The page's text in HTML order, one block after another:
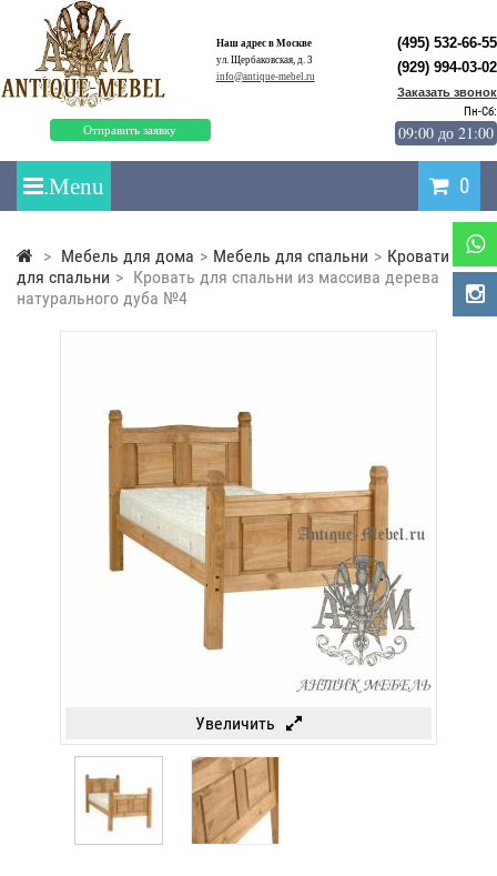
Наш адрес в Москве
ул. Щербаковская, д. 3
info@antique-mebel.ru
Отправить заявку
(495) 532-66-55
(929) 994-03-02
Заказать звонок
Пн-Сб:
09:00 до 21:00
0
> Мебель для дома > Мебель для спальни > Кровати
для спальни > Кровать для спальни из массива дерева
натурального дуба №4
Увеличить